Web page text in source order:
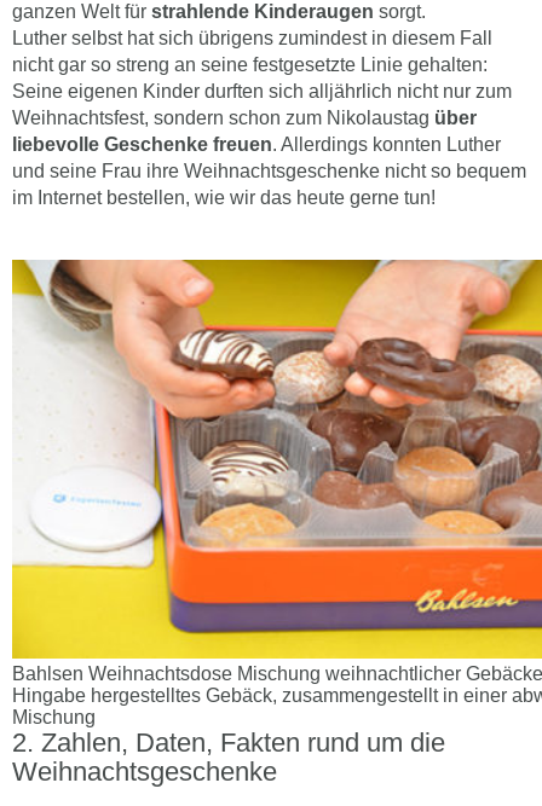
ganzen Welt für strahlende Kinderaugen sorgt.
Luther selbst hat sich übrigens zumindest in diesem Fall
nicht gar so streng an seine festgesetzte Linie gehalten:
Seine eigenen Kinder durften sich alljährlich nicht nur zum
Weihnachtsfest, sondern schon zum Nikolaustag über
liebevolle Geschenke freuen. Allerdings konnten Luther
und seine Frau ihre Weihnachtsgeschenke nicht so bequem
im Internet bestellen, wie wir das heute gerne tun!
Bahlsen Weihnachtsdose Mischung weihnachtlicher
Hingabe hergestelltes Gebäck, zusammengestellt in einer
Mischung
Zahlen, Daten, Fakten rund um die
Weihnachtsgeschenke